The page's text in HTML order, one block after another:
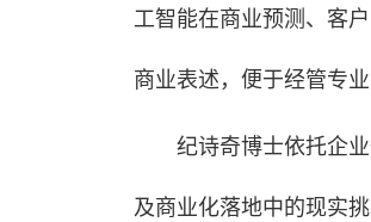
工智能在商业预测、客
商业表述，便于经管专业
纪诗奇博士依托企
及商业化落地中的现实